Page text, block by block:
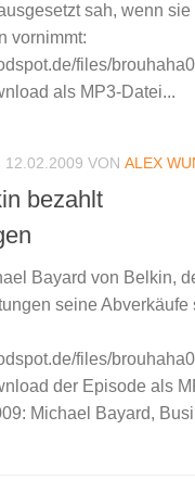
sah, wenn sie
vornimmt:
files/
als MP3-Datei...
12.02.2009 VON ALEX
bezahlt
Bayard von Belkin,
seine Abverkäufe
files/
der Episode als
Michael Bayard,